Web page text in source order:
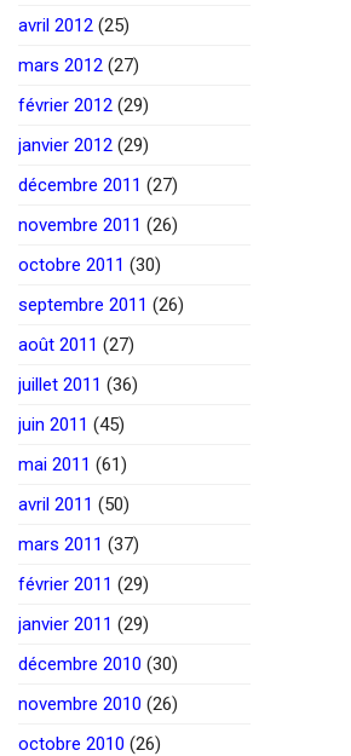
avril 2012 (25)
mars 2012 (27)
février 2012 (29)
janvier 2012 (29)
décembre 2011 (27)
novembre 2011 (26)
octobre 2011 (30)
septembre 2011 (26)
août 2011 (27)
juillet 2011 (36)
juin 2011 (45)
mai 2011 (61)
avril 2011 (50)
mars 2011 (37)
février 2011 (29)
janvier 2011 (29)
décembre 2010 (30)
novembre 2010 (26)
octobre 2010 (26)